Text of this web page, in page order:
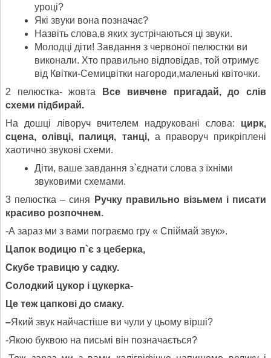
уроці?
Які звуки вона позначає?
Назвіть слова,в яких зустрічаються ці звуки.
Молодці діти! Завдання з червоної пелюстки ви
виконали. Хто правильно відповідав, той отримує
від Квітки-Семицвітки нагороди,маленькі квіточки.
2 пелюстка- жовта Все вивчене пригадай, до слів
схеми підбирай.
На дошці ліворуч вчителем надруковані слова: цирк,
сцена, олівці, палиця, танці,а праворуч прикріплені
хаотично звукові схеми.
Діти, ваше завдання з`єднати слова з їхніми
звуковими схемами.
3 пелюстка – синя Ручку правильно візьмем і писати
красиво розпочнем.
-А зараз ми з вами пограємо гру « Спіймай звук».
Цапок водицю п`є з цеберка,
Скубе травицю у садку.
Солодкий цукор і цукерка-
Це теж цапкові до смаку.
–Який звук найчастіше ви чули у цьому вірші?
-Якою буквою на письмі він позначається?